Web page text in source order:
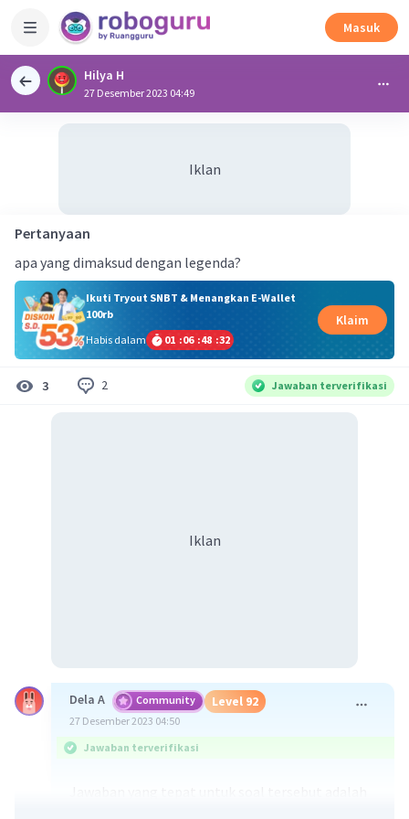
Masuk
Hilya H
27 Desember 2023 04:49
Iklan
Pertanyaan
apa yang dimaksud dengan legenda?
Ikuti Tryout SNBT & Menangkan E-Wallet
100rb
Habis dalam
01 :06 :48 :32
Klaim
3 2 Jawaban terverifikasi
Iklan
Dela A Community Level 92
27 Desember 2023 04:50
Jawaban terverifikasi